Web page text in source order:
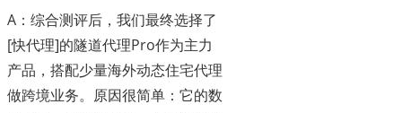
A：综合测评后，我们最终选择了
[快代理]的隧道代理Pro作为主力
产品，搭配少量海外动态住宅代理
做跨境业务。原因很简单：它的数